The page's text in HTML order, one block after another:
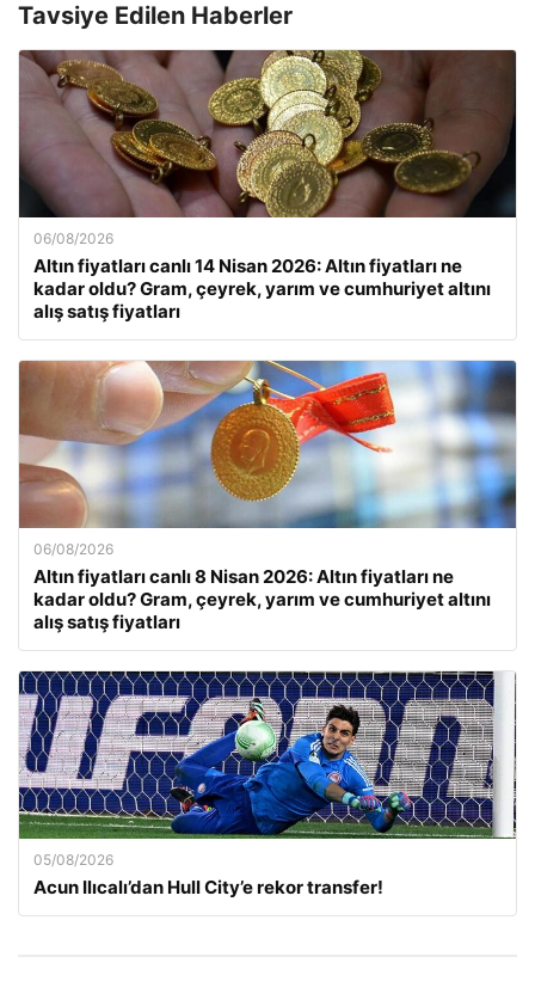
Tavsiye Edilen Haberler
06/08/2026
Altın fiyatları canlı 14 Nisan 2026: Altın fiyatları ne
kadar oldu? Gram, çeyrek, yarım ve cumhuriyet altını
alış satış fiyatları
06/08/2026
Altın fiyatları canlı 8 Nisan 2026: Altın fiyatları ne
kadar oldu? Gram, çeyrek, yarım ve cumhuriyet altını
alış satış fiyatları
05/08/2026
Acun Ilıcalı’dan Hull City’e rekor transfer!